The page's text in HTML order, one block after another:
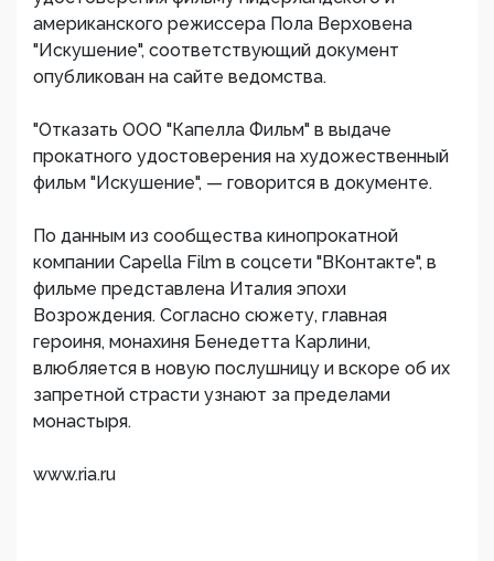
американского режиссера Пола Верховена
"Искушение", соответствующий документ
опубликован на сайте ведомства.
"Отказать ООО "Капелла Фильм" в выдаче
прокатного удостоверения на художественный
фильм "Искушение", — говорится в документе.
По данным из сообщества кинопрокатной
компании Capella Film в соцсети "ВКонтакте", в
фильме представлена Италия эпохи
Возрождения. Согласно сюжету, главная
героиня, монахиня Бенедетта Карлини,
влюбляется в новую послушницу и вскоре об их
запретной страсти узнают за пределами
монастыря.
www.ria.ru